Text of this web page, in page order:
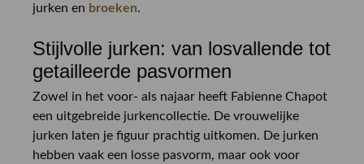
jurken en broeken.
Stijlvolle jurken: van losvallende tot
getailleerde pasvormen
Zowel in het voor- als najaar heeft Fabienne Chapot
een uitgebreide jurkencollectie. De vrouwelijke
jurken laten je figuur prachtig uitkomen. De jurken
hebben vaak een losse pasvorm, maar ook voor